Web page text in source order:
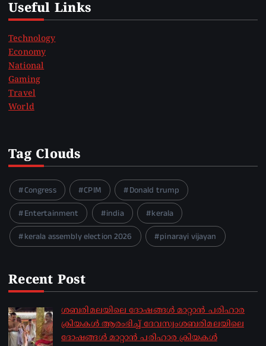
Useful Links
Technology
Economy
National
Gaming
Travel
World
Tag Clouds
Congress CPIM
Donald trump
Entertainment
india
kerala
kerala assembly election 2026
pinarayi vijayan
Recent Post
ശബരിമലയിലെ ദോഷങ്ങൾ മാറ്റാൻ പരിഹാര
ക്രിയകൾ ആരംഭിച്ച് ദേവസ്വംശബരിമലയിലെ
ദോഷങ്ങൾ മാറ്റാൻ പരിഹാര ക്രിയകൾ